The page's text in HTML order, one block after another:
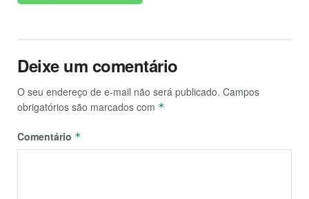
Deixe um comentário
O seu endereço de e-mail não será publicado. Campos
obrigatórios são marcados com *
Comentário *